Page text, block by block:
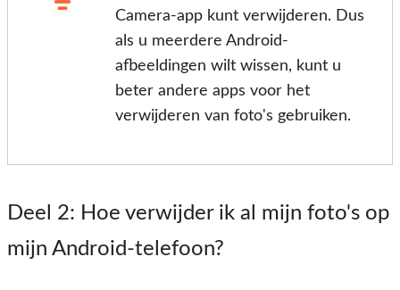
Camera-app kunt verwijderen. Dus
als u meerdere Android-
afbeeldingen wilt wissen, kunt u
beter andere apps voor het
verwijderen van foto's gebruiken.
Deel 2: Hoe verwijder ik al mijn foto's op
mijn Android-telefoon?